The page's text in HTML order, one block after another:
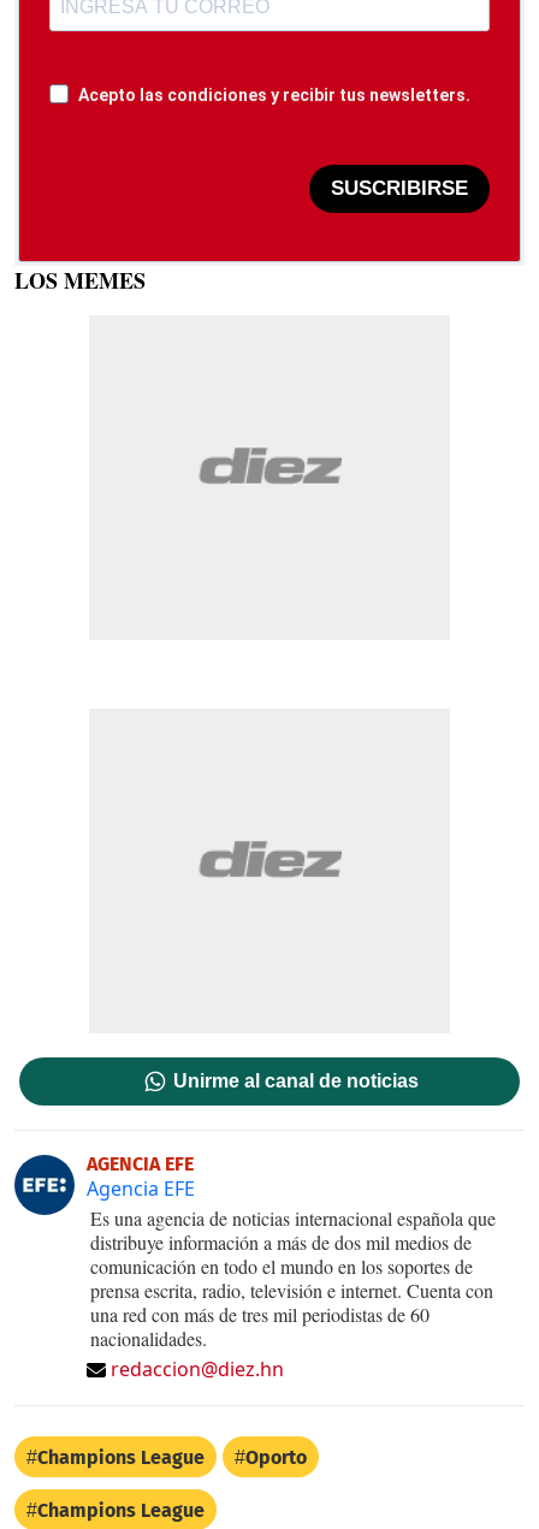
Acepto las condiciones y recibir tus newsletters.
SUSCRIBIRSE
LOS MEMES
Unirme al canal de noticias
AGENCIA EFE
Agencia EFE
Es una agencia de noticias internacional española que
distribuye información a más de dos mil medios de
comunicación en todo el mundo en los soportes de
prensa escrita, radio, televisión e internet. Cuenta con
una red con más de tres mil periodistas de 60
nacionalidades.
redaccion@diez.hn
Champions League Oporto
Champions League